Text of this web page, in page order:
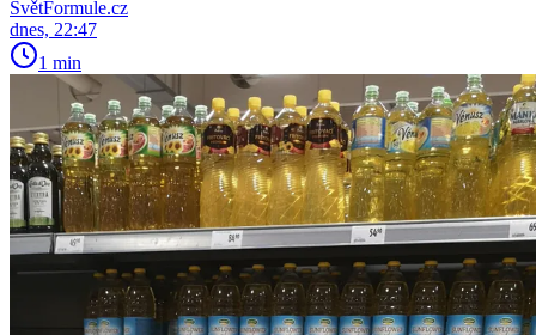
SvětFormule.cz
dnes, 22:47
1 min